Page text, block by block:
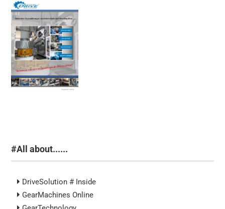
#All about......
DriveSolution # Inside
GearMachines Online